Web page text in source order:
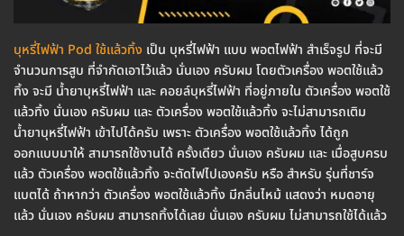
บุหรี่ไฟฟ้า Pod ใช้แล้วทิ้ง เป็น บุหรี่ไฟฟ้า แบบ พอตไฟฟ้า สำเร็จรูป ที่จะมี
จำนวนการสูบ ที่จำกัดเอาไว้แล้ว นั่นเอง ครับผม โดยตัวเครื่อง พอตใช้แล้ว
ทิ้ง จะมี น้ำยาบุหรี่ไฟฟ้า และ คอยล์บุหรี่ไฟฟ้า ที่อยู่ภายใน ตัวเครื่อง พอตใช้
แล้วทิ้ง นั่นเอง ครับผม และ ตัวเครื่อง พอตใช้แล้วทิ้ง จะไม่สามารถเติม
น้ำยาบุหรี่ไฟฟ้า เข้าไปได้ครับ เพราะ ตัวเครื่อง พอตใช้แล้วทิ้ง ได้ถูก
ออกแบบมาให้ สามารถใช้งานได้ ครั้งเดียว นั่นเอง ครับผม และ เมื่อสูบครบ
แล้ว ตัวเครื่อง พอตใช้แล้วทิ้ง จะตัดไฟไปเองครับ หรือ สำหรับ รุ่นที่ชาร์จ
แบตได้ ถ้าหากว่า ตัวเครื่อง พอตใช้แล้วทิ้ง มีกลิ่นไหม้ แสดงว่า หมดอายุ
แล้ว นั่นเอง ครับผม สามารถทิ้งได้เลย นั่นเอง ครับผม ไม่สามารถใช้ได้แล้ว